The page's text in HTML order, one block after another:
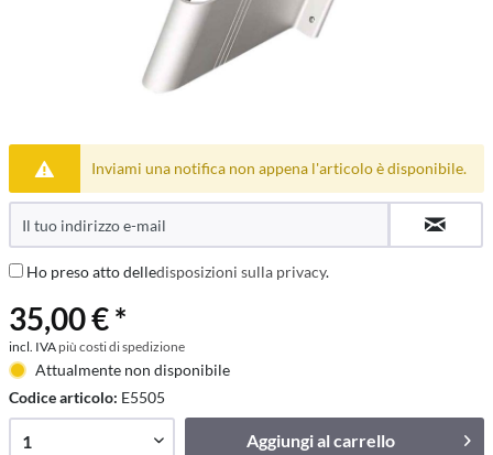
Inviami una notifica non appena l'articolo è disponibile.
Ho preso atto delledisposizioni sulla privacy.
35,00 € *
incl. IVA più costi di spedizione
Attualmente non disponibile
Codice articolo: E5505
Aggiungi alcarrello